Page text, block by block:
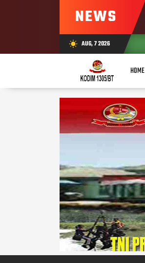
NEWS
wb_sunny AUG, 7 2026
HOME